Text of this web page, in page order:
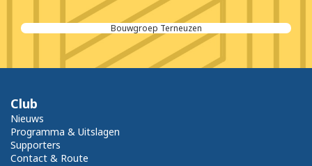
Bouwgroep Terneuzen
Club
Nieuws
Programma & Uitslagen
Supporters
Contact & Route